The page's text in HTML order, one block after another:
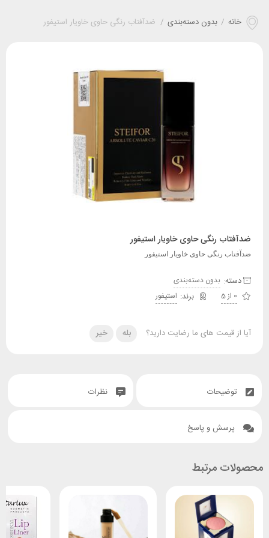
خانه / بدون دسته‌بندی / ضدآفتاب رنگی حاوی خاویار استیفور
ضدآفتاب رنگی حاوی خاویار استیفور
ضدآفتاب رنگی حاوی خاویار استیفور
دسته: بدون دسته‌بندی
0 از 5
استیفور
آیا از قیمت های ما رضایت دارید؟ بله خیر
توضیحات نظرات
پرسش و پاسخ
محصولات مرتبط